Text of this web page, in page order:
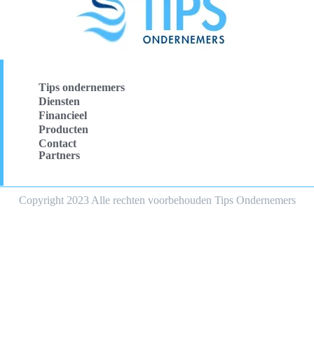
Tips ondernemers
Diensten
Financieel
Producten
Contact
Partners
Copyright 2023 Alle rechten voorbehouden Tips Ondernemers